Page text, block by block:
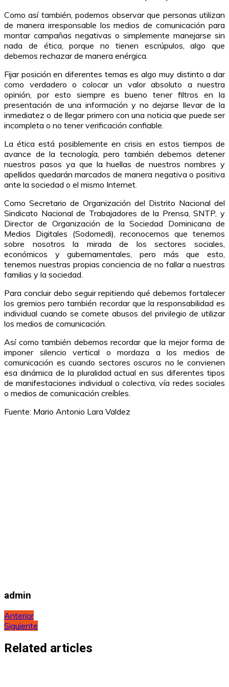
Como así también, podemos observar que personas utilizan
de manera irresponsable los medios de comunicación para
montar campañas negativas o simplemente manejarse sin
nada de ética, porque no tienen escrúpulos, algo que
debemos rechazar de manera enérgica.
Fijar posición en diferentes temas es algo muy distinto a dar
como verdadero o colocar un valor absoluto a nuestra
opinión, por esto siempre es bueno tener filtros en la
presentación de una información y no dejarse llevar de la
inmediatez o de llegar primero con una noticia que puede ser
incompleta o no tener verificación confiable.
La ética está posiblemente en crisis en estos tiempos de
avance de la tecnología, pero también debemos detener
nuestros pasos ya que la huellas de nuestros nombres y
apellidos quedarán marcados de manera negativa o positiva
ante la sociedad o el mismo Internet.
Como Secretario de Organización del Distrito Nacional del
Sindicato Nacional de Trabajadores de la Prensa, SNTP, y
Director de Organización de la Sociedad Dominicana de
Medios Digitales (Sodomedi), reconocemos que tenemos
sobre nosotros la mirada de los sectores sociales,
económicos y gubernamentales, pero más que esto,
tenemos nuestras propias conciencia de no fallar a nuestras
familias y la sociedad.
Para concluir debo seguir repitiendo qué debemos fortalecer
los gremios pero también recordar que la responsabilidad es
individual cuando se comete abusos del privilegio de utilizar
los medios de comunicación.
Así como también debemos recordar que la mejor forma de
imponer silencio vertical o mordaza a los medios de
comunicación es cuando sectores oscuros no le convienen
esa dinámica de la pluralidad actual en sus diferentes tipos
de manifestaciones individual o colectiva, vía redes sociales
o medios de comunicación creíbles.
Fuente: Mario Antonio Lara Valdez
admin
Navegación
de
entradas
Anterior
Siguiente
Related articles